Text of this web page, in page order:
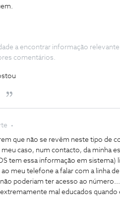
a encontrar informação
comentários.
que não se revêm neste tipo de
caso, num contacto, da minha
tem essa informação em sistema)
meu telefone a falar com a linha
poderiam ter acesso ao
mal educados quando